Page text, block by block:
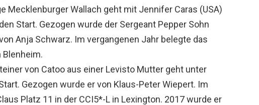
Mecklenburger Wallach geht mit Jennifer Caras (USA)
Start. Gezogen wurde der Sergeant Pepper Sohn
Anja Schwarz. Im vergangenen Jahr belegte das
Blenheim.
von Catoo aus einer Levisto Mutter geht unter
Gezogen wurde er von Klaus-Peter Wiepert. Im
Platz 11 in der CCI5*-L in Lexington. 2017 wurde er